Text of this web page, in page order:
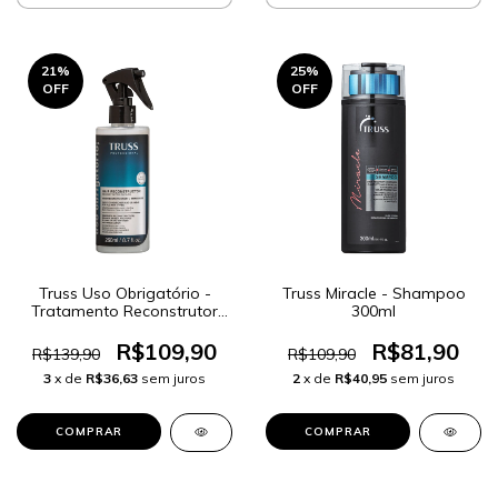
21%
OFF
Truss Uso Obrigatório -
Tratamento Reconstrutor
R$139,90
R$109,90
3 x de R$36,63 sem juros
25%
OFF
Truss Miracle - Shampoo
300ml
R$109,90 R$81,90
2 x de R$40,95 sem juros